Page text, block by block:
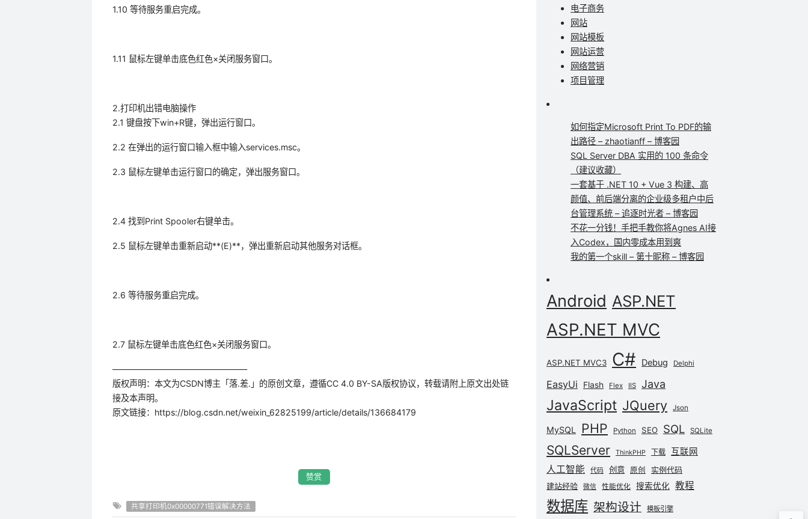
1.10 等待服务重启完成。
1.11 鼠标左键单击底色红色×关闭服务窗口。
2.打印机出错电脑操作
2.1 键盘按下win+R键，弹出运行窗口。
2.2 在弹出的运行窗口输入框中输入services.msc。
2.3 鼠标左键单击运行窗口的确定，弹出服务窗口。
2.4 找到Print Spooler右键单击。
2.5 鼠标左键单击重新启动**(E)**，弹出重新启动其他服务对话框。
2.6 等待服务重启完成。
2.7 鼠标左键单击底色红色×关闭服务窗口。
————————————————
版权声明：本文为CSDN博主「落.差.」的原创文章，遵循CC 4.0 BY-SA版权协议，转载请附上原文出处链
接及本声明。
原文链接：https://blog.csdn.net/weixin_62825199/article/details/136684179
赞赏
共享打印机0x00000771错误解决方法
电子商务
网站
网站模板
网站运营
网络营销
项目管理
如何指定Microsoft Print To PDF的输
出路径 – zhaotianff – 博客园
SQL Server DBA 实用的 100 条命令
（建议收藏）
一套基于 .NET 10 + Vue 3 构建、高
颜值、前后端分离的企业级多租户中后
台管理系统 – 追逐时光者 – 博客园
不花一分钱！手把手教你将Agnes AI接
入Codex，国内零成本用到爽
我的第一个skill – 第十昵称 – 博客园
Android ASP.NET
ASP.NET MVC
ASP.NET MVC3 C# Debug Delphi
EasyUi Flash Flex IIS Java
JavaScript JQuery Json
MySQL PHP Python SEO SQL SQLite
SQLServer ThinkPHP 下载 互联网
人工智能 代码 创意 原创
实例代码
建站经验
微信 性能优化 搜索优化 教程
数据库 架构设计 模板引擎